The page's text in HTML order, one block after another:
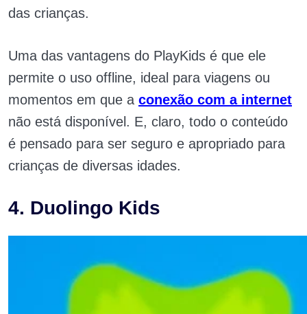
das crianças.
Uma das vantagens do PlayKids é que ele
permite o uso offline, ideal para viagens ou
momentos em que a conexão com a internet
não está disponível. E, claro, todo o conteúdo
é pensado para ser seguro e apropriado para
crianças de diversas idades.
4. Duolingo Kids